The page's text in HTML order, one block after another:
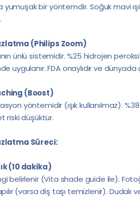
bir yöntemdir. Soğuk mavi
(Philips Zoom)
ünlü sistemidir. %25 hidrojen
uygulanır. FDA onaylıdır ve
(Boost)
yöntemidir (ışık kullanılmaz).
riski düşüktür.
Süreci:
(10 dakika)
belirlenir (Vita shade guide ile).
(varsa diş taşı temizlenir). Dudak